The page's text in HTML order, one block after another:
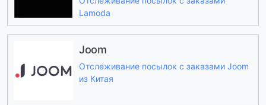
Lamoda
Joom
Отслеживание посылок с заказами Joom
из Китая